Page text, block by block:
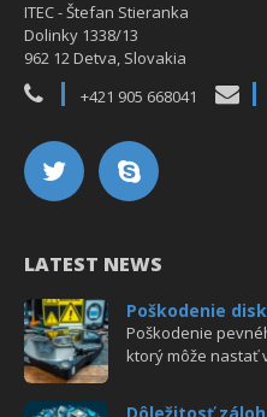
ITEC - Štefan Stieranka
Dolinky 1338/13
962 12 Detva, Slovakia
+421 905 668041
LATEST NEWS
Poškodenie
Poškodenie
ktorý môže nastať